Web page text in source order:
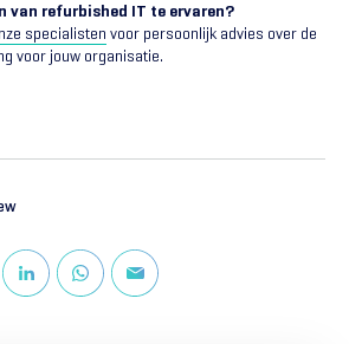
van refurbished IT te ervaren?
specialisten voor persoonlijk advies over de
voor jouw organisatie.